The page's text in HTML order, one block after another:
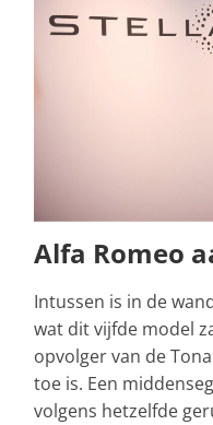
Alfa Romeo
Intussen is in de
wat dit vijfde model
opvolger van de
toe is. Een
volgens hetzelfde